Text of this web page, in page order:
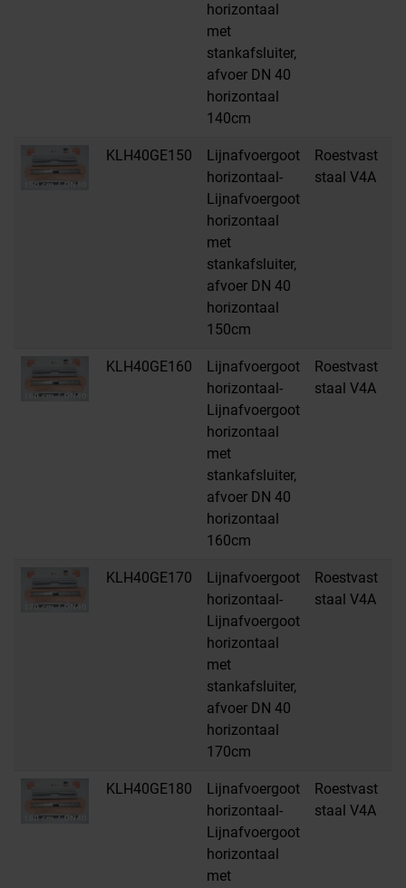
horizontaal
met
stankafsluiter,
afvoer DN 40
horizontaal
140cm
KLH40GE150
Lijnafvoergoot
horizontaal-
Lijnafvoergoot
horizontaal
met
stankafsluiter,
afvoer DN 40
horizontaal
150cm
Roestvast
staal V4A
KLH40GE160
Lijnafvoergoot
horizontaal-
Lijnafvoergoot
horizontaal
met
stankafsluiter,
afvoer DN 40
horizontaal
160cm
Roestvast
staal V4A
KLH40GE170
Lijnafvoergoot
horizontaal-
Lijnafvoergoot
horizontaal
met
stankafsluiter,
afvoer DN 40
horizontaal
170cm
Roestvast
staal V4A
KLH40GE180
Lijnafvoergoot
horizontaal-
Lijnafvoergoot
horizontaal
met
Roestvast
staal V4A